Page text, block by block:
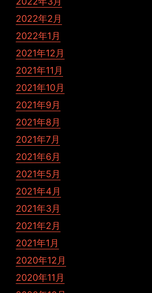
2022年2月
2022年1月
2021年12月
2021年11月
2021年10月
2021年9月
2021年8月
2021年7月
2021年6月
2021年5月
2021年4月
2021年3月
2021年2月
2021年1月
2020年12月
2020年11月